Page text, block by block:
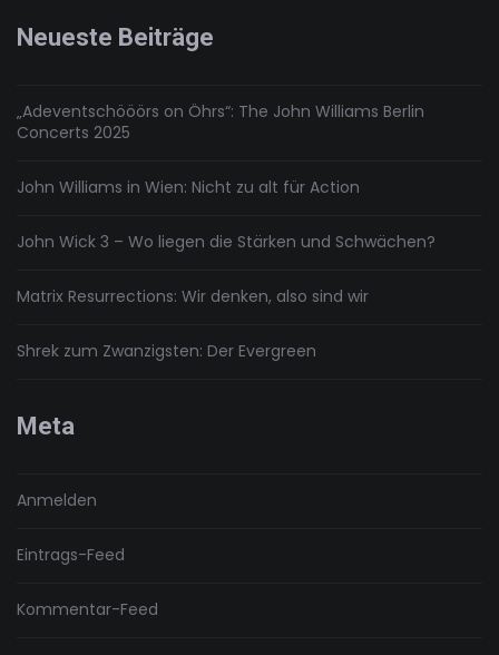
Neueste Beiträge
„Adeventschööörs on Öhrs“: The John Williams Berlin
Concerts 2025
John Williams in Wien: Nicht zu alt für Action
John Wick 3 – Wo liegen die Stärken und Schwächen?
Matrix Resurrections: Wir denken, also sind wir
Shrek zum Zwanzigsten: Der Evergreen
Meta
Anmelden
Eintrags-Feed
Kommentar-Feed